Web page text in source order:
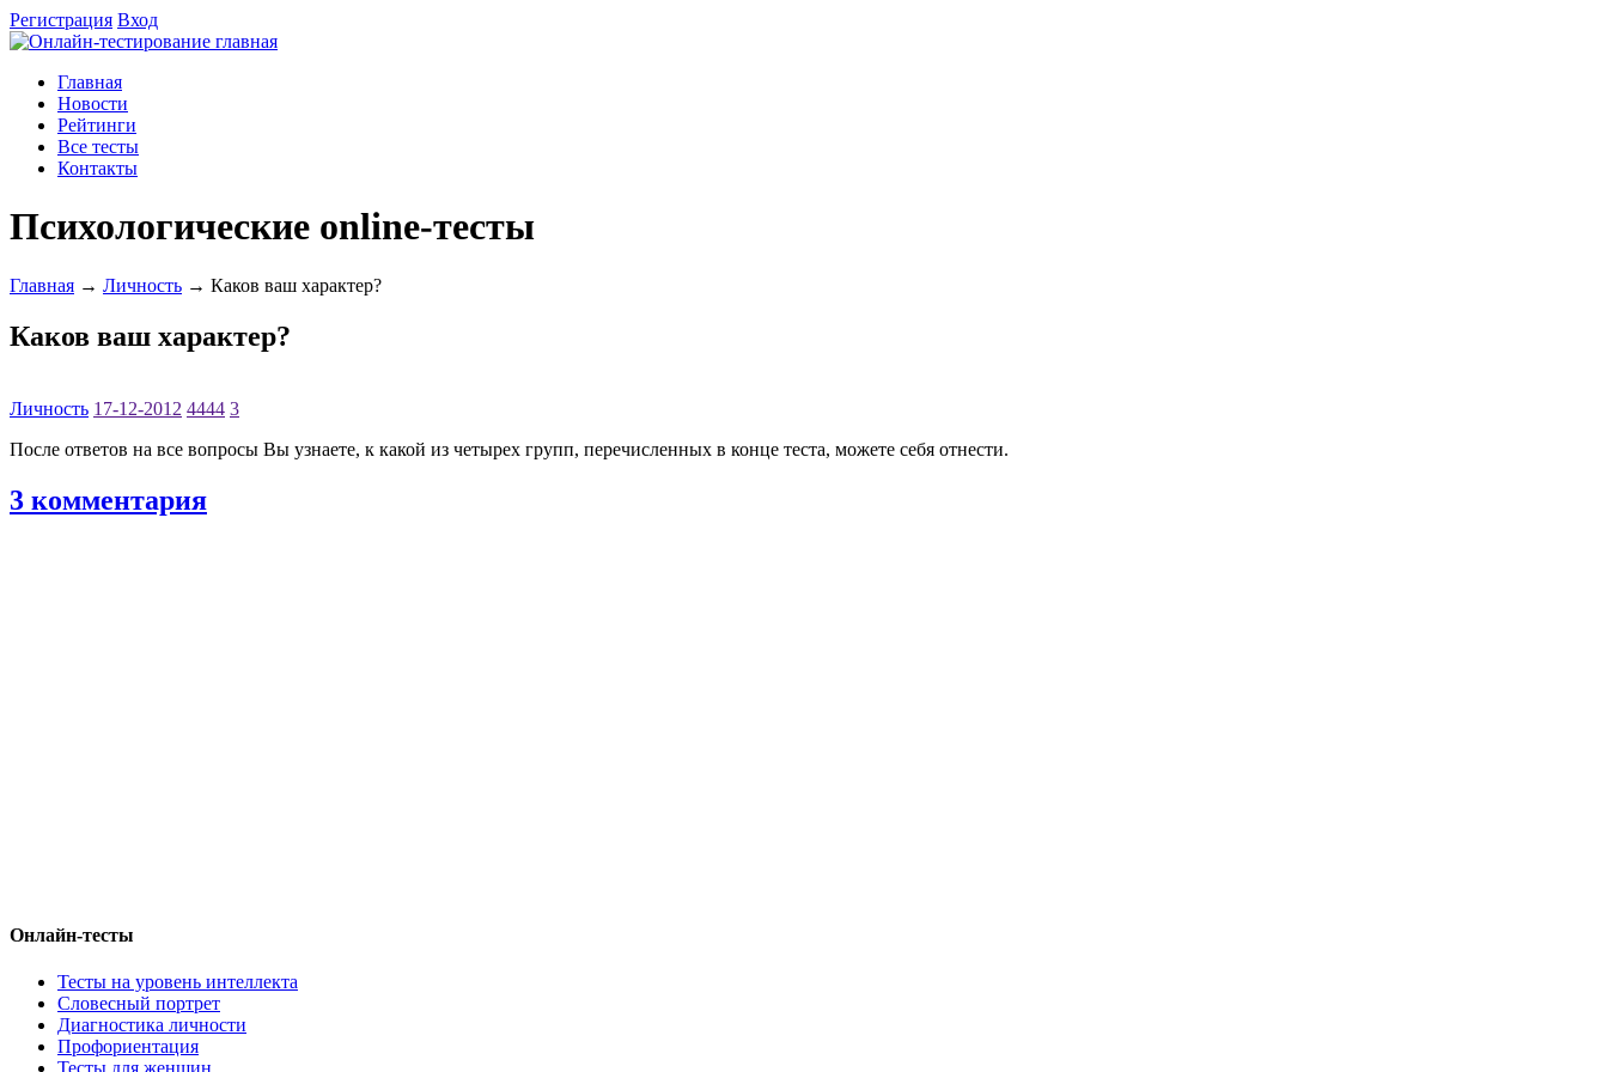
Регистрация Вход
Главная
Новости
Рейтинги
Все тесты
Контакты
Психологические online-тесты
Главная → Личность → Каков ваш характер?
Каков ваш характер?
Личность 17-12-2012 4444 3
После ответов на все вопросы Вы узнаете, к какой из четырех групп, перечисленных в конце теста, можете себя отнести.
3 комментария
Онлайн-тесты
Тесты на уровень интеллекта
Словесный портрет
Диагностика личности
Профориентация
Тесты для женщин